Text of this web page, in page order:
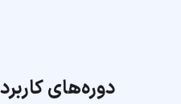
دوره‌های